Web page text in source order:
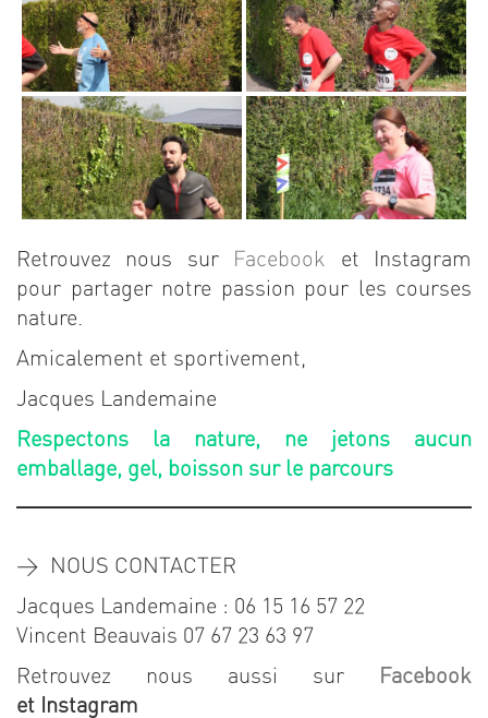
Retrouvez nous sur Facebook
et Instagram
pour partager notre passion pour les courses
nature.
Amicalement et sportivement,
Jacques Landemaine
Respectons la nature, ne jetons aucun
emballage, gel, boisson sur le parcours
> NOUS CONTACTER
Jacques Landemaine : 06 15 16 57 22
Vincent Beauvais 07 67 23 63 97
Retrouvez nous aussi sur
Facebook
et Instagram